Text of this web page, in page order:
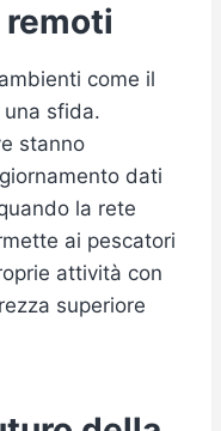
come il
sfida.
stanno
dati
la rete
ai pescatori
attività con
superiore